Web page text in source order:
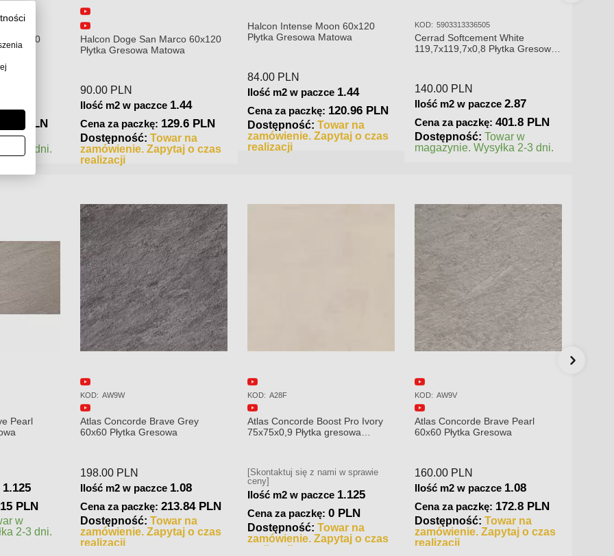
60x120
129.6 PLN
w
2-3 dni.
Halcon Doge San Marco 60x120
Płytka Gresowa Matowa
90.00 PLN
Ilość m2 w paczce 1.44
Cena za paczkę: 129.6 PLN
Dostępność: Towar na
zamówienie. Zapytaj o czas
realizacji
Halcon Intense Moon 60x120
Płytka Gresowa Matowa
84.00 PLN
Ilość m2 w paczce 1.44
Cena za paczkę: 120.96 PLN
Dostępność: Towar na
zamówienie. Zapytaj o czas
realizacji
KOD: 5903313336505
Cerrad Softcement White
119,7x119,7x0,8 Płytka Gresowa
140.00 PLN
Ilość m2 w paczce 2.87
Cena za paczkę:401.8 PLN
Dostępność: Towar w
magazynie. Wysyłka 2-3 dni.
Pearl
1.125
PLN
w
2-3 dni.
KOD: AW9W
Atlas Concorde Brave Grey
60x60 Płytka Gresowa
198.00 PLN
Ilość m2 w paczce 1.08
Cena za paczkę:213.84 PLN
Dostępność: Towar na
zamówienie. Zapytaj o czas
realizacji
KOD: A28F
Atlas Concorde Boost Pro Ivory
75x75x0,9 Płytka gresowa
[Skontaktuj się z nami w sprawie
ceny]
Ilość m2 w paczce 1.125
Cena za paczkę:0 PLN
Dostępność: Towar na
zamówienie. Zapytaj o czas
realizacji
KOD: AW9V
Atlas Concorde Brave Pearl
60x60 Płytka Gresowa
160.00 PLN
Ilość m2 w paczce 1.08
Cena za paczkę: 172.8 PLN
Dostępność: Towar na
zamówienie. Zapytaj o czas
realizacji